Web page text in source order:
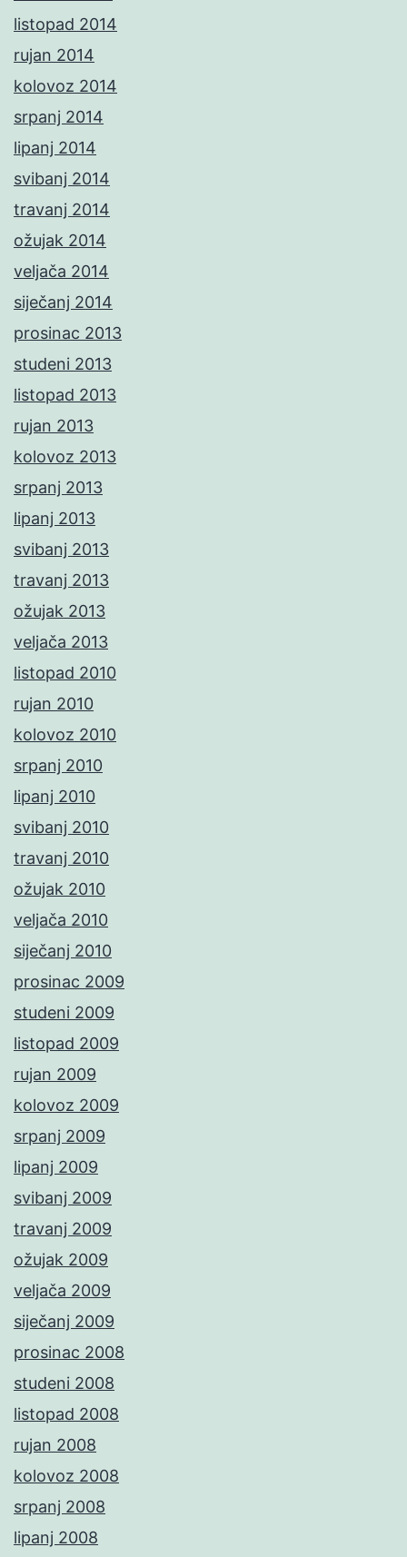
listopad 2014
rujan 2014
kolovoz 2014
srpanj 2014
lipanj 2014
svibanj 2014
travanj 2014
ožujak 2014
veljača 2014
siječanj 2014
prosinac 2013
studeni 2013
listopad 2013
rujan 2013
kolovoz 2013
srpanj 2013
lipanj 2013
svibanj 2013
travanj 2013
ožujak 2013
veljača 2013
listopad 2010
rujan 2010
kolovoz 2010
srpanj 2010
lipanj 2010
svibanj 2010
travanj 2010
ožujak 2010
veljača 2010
siječanj 2010
prosinac 2009
studeni 2009
listopad 2009
rujan 2009
kolovoz 2009
srpanj 2009
lipanj 2009
svibanj 2009
travanj 2009
ožujak 2009
veljača 2009
siječanj 2009
prosinac 2008
studeni 2008
listopad 2008
rujan 2008
kolovoz 2008
srpanj 2008
lipanj 2008